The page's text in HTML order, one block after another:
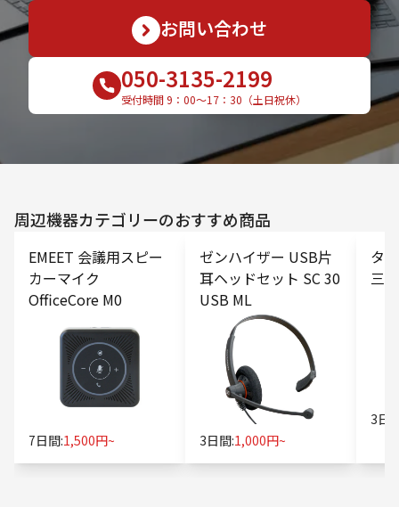
お問い合わせ
050-3135-2199
受付時間 9：00〜17：30（土日祝休）
周辺機器カテゴリーのおすすめ商品
EMEET 会議用スピー
カーマイク
OfficeCore M0
7日間:1,500円~
ゼンハイザー USB片
耳ヘッドセット SC 30
USB ML
3日間:1,000円~
タ
三
3日